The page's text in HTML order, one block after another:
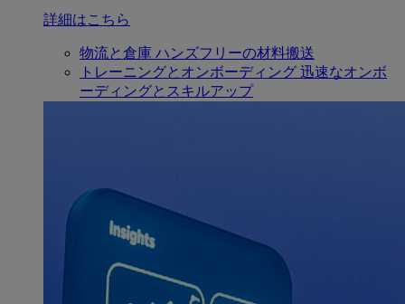
詳細はこちら
物流と倉庫 ハンズフリーの材料搬送
トレーニングとオンボーディング 迅速なオンボ
ーディングとスキルアップ